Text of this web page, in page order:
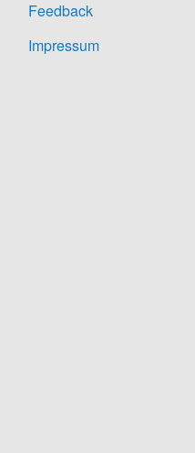
Feedback
Impressum